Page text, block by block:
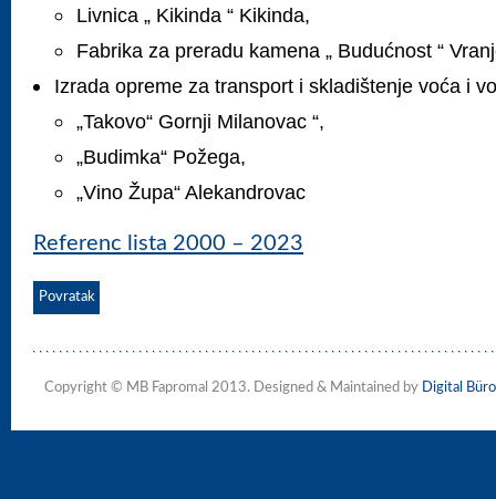
Livnica „ Kikinda “ Kikinda,
Fabrika za preradu kamena „ Budućnost “
Izrada opreme za transport i skladištenje voća i
„Takovo“ Gornji Milanovac “,
„Budimka“ Požega,
„Vino Župa“ Alekandrovac
Referenc lista 2000 – 2023
Povratak
Copyright © MB Fapromal 2013. Designed & Maintained by Digital Büro